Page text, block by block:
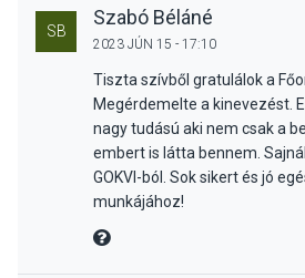
SB
Szabó Béláné
2023 JÚN 15 - 17:10
Tiszta szívből gratulálok a
Megérdemelte a kinevezést.
nagy tudású aki nem csak a
embert is látta bennem.
GOKVI-ból. Sok sikert és jó
munkájához!
MIRE MONDTA